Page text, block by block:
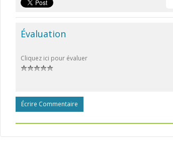
Évaluation
Cliquez ici pour évaluer
Écrire Commentaire